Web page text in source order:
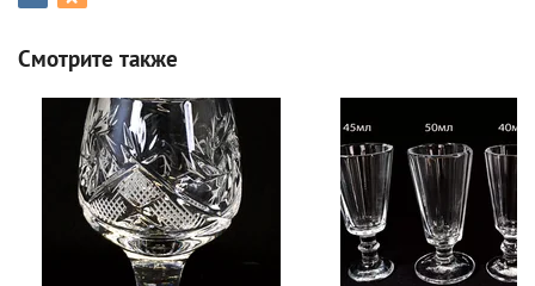
Смотрите также